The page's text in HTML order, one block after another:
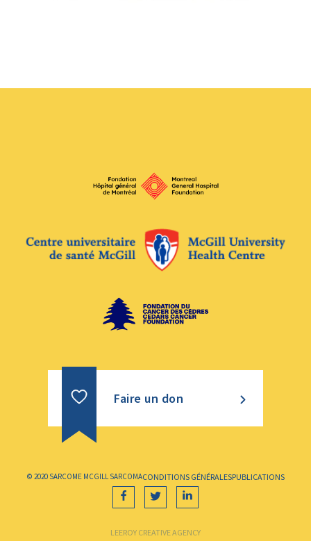
Faire un don
© 2020 SARCOME MCGILL SARCOMACONDITIONS GÉNÉRALESPUBLICATIONS
LEEROY CREATIVE AGENCY